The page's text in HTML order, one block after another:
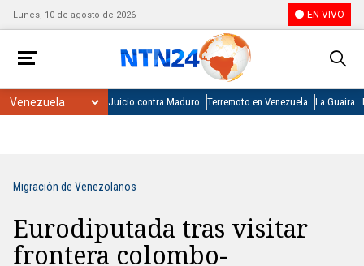
Lunes, 10 de agosto de 2026 EN VIVO
Juicio contra Maduro Terremoto en Venezuela La Guaira
Migración de Venezolanos
Eurodiputada tras visitar
frontera colombo-